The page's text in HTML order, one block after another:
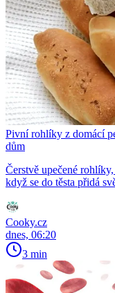
Pivní rohlíky z domácí
dům
Čerstvě upečené
když se do těsta přidá
Cooky.cz
dnes, 06:20
3 min